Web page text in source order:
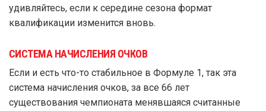
удивляйтесь, если к середине сезона формат
квалификации изменится вновь.
СИСТЕМА НАЧИСЛЕНИЯ ОЧКОВ
Если и есть что-то стабильное в Формуле 1, так эта
система начисления очков, за все 66 лет
существования чемпионата менявшаяся считанные